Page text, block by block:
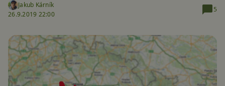
Jakub Kárník
26.9.2019 22:00
5